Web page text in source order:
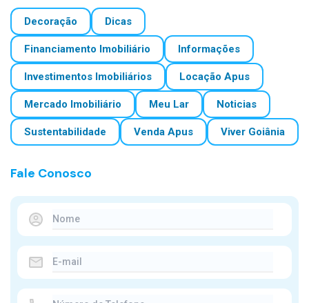
Decoração Dicas
Financiamento Imobiliário Informações
Investimentos Imobiliários Locação Apus
Mercado Imobiliário Meu Lar Noticias
Sustentabilidade Venda Apus Viver Goiânia
Fale Conosco